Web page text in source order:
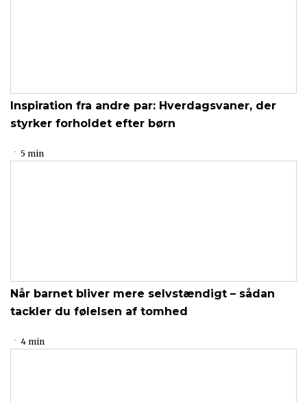
Inspiration fra andre par: Hverdagsvaner, der
styrker forholdet efter børn
5 min
Når barnet bliver mere selvstændigt – sådan
tackler du følelsen af tomhed
4 min